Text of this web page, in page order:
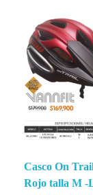
Casco On
Rojo talla M -